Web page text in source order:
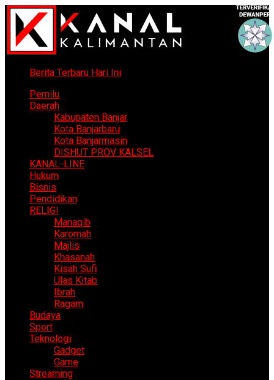
Berita Terbaru Hari Ini
Pemilu
Daerah
Kabupaten Banjar
Kota Banjarbaru
Kota Banjarmasin
DISHUT PROV KALSEL
KANAL-LINE
Hukum
Bisnis
Pendidikan
RELIGI
Manaqib
Karomah
Majlis
Khasanah
Kisah Sufi
Ulas Kitab
Ibrah
Ragam
Budaya
Sport
Teknologi
Gadget
Game
Streaming